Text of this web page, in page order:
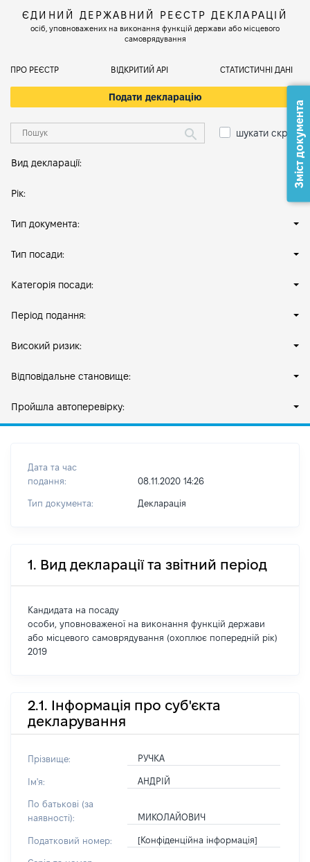
ЄДИНИЙ ДЕРЖАВНИЙ РЕЄСТР ДЕКЛАРАЦІЙ
осіб, уповноважених на виконання функцій держави або місцевого
самоврядування
ПРО РЕЄСТР ВІДКРИТИЙ АРІ СТАТИСТИЧНІ ДАНІ
Подати декларацію
шукати скрізь
Вид декларації:
Рік:
Тип документа:
Тип посади:
Категорія посади:
Період подання:
Високий ризик:
Відповідальне становище:
Пройшла автоперевірку:
Дата та час
подання:
08.11.2020 14:26
Тип документа: Декларація
1. Вид декларації та звітний період
Кандидата на посаду
особи, уповноваженої на виконання функцій держави
або місцевого самоврядування (охоплює попередній рік)
2019
2.1. Інформація про суб'єкта
декларування
Прізвище: РУЧКА
Ім'я: АНДРІЙ
По батькові (за
наявності):
МИКОЛАЙОВИЧ
Податковий номер: [Конфіденційна інформація]
Зміст документа